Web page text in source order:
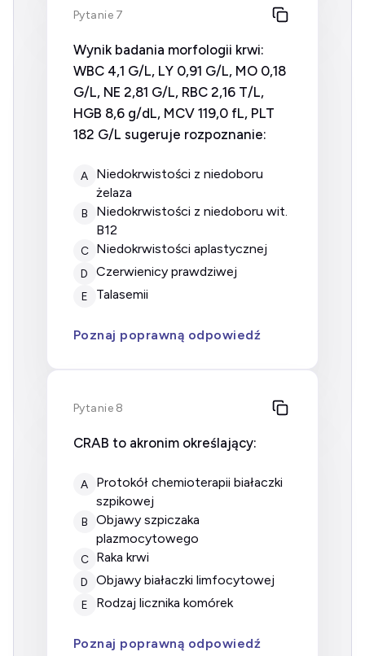
Pytanie 7
Wynik badania morfologii krwi:
WBC 4,1 G/L, LY 0,91 G/L, MO 0,18
G/L, NE 2,81 G/L, RBC 2,16 T/L,
HGB 8,6 g/dL, MCV 119,0 fL, PLT
182 G/L sugeruje rozpoznanie:
A
Niedokrwistości z niedoboru
żelaza
B
Niedokrwistości z niedoboru wit.
B12
C Niedokrwistości aplastycznej
D Czerwienicy prawdziwej
E Talasemii
Poznaj poprawną odpowiedź
Pytanie 8
CRAB to akronim określający:
A
protokół chemioterapii białaczki
szpikowej
B
objawy szpiczaka
plazmocytowego
C raka krwi
D objawy białaczki limfocytowej
E rodzaj licznika komórek
Poznaj poprawną odpowiedź